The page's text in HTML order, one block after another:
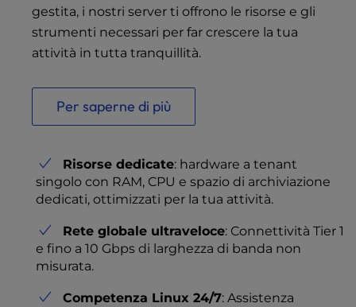
gestita, i nostri server ti offrono le risorse e gli
strumenti necessari per far crescere la tua
attività in tutta tranquillità.
Per saperne di più
Risorse dedicate: hardware a tenant
singolo con RAM, CPU e spazio di archiviazione
dedicati, ottimizzati per la tua attività.
Rete globale ultraveloce: Connettività Tier 1
e fino a 10 Gbps di larghezza di banda non
misurata.
Competenza Linux 24/7: Assistenza